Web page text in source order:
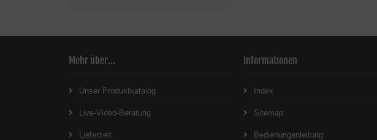
Mehr über...
Unser Produktkatalog
Live-Video-Beratung
Lieferzeit
Informationen
Index
Sitemap
Bedienunganleitung